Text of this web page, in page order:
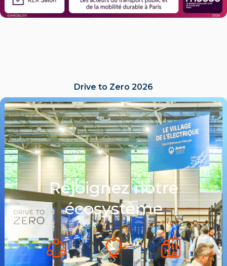
Drive to Zero 2026
LIRE L'ACTU
Rejoignez notre
écosystème